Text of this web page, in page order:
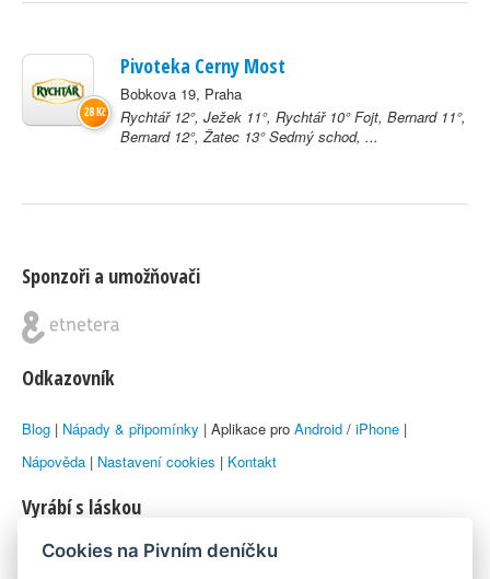
Pivoteka Cerny Most
Bobkova 19, Praha
Rychtář 12°, Ježek 11°, Rychtář 10° Fojt, Bernard 11°,
Bernard 12°, Žatec 13° Sedmý schod, ...
28 Kč
Sponzoři a umožňovači
Odkazovník
Blog | Nápady & připomínky | Aplikace pro Android / iPhone |
Nápověda | Nastavení cookies | Kontakt
Vyrábí s láskou
© 2010–2026 byLukáš Zemanaka Emka
Cookies na Pivním deníčku